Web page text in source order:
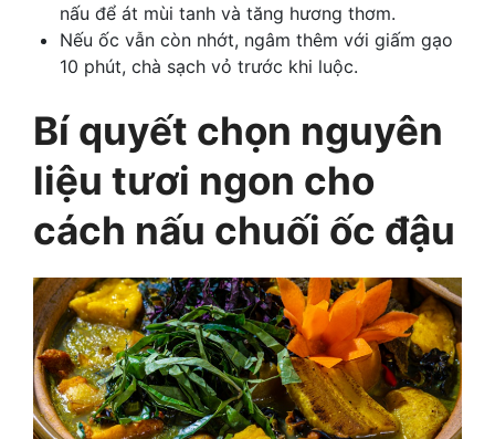
nấu để át mùi tanh và tăng hương thơm.
Nếu ốc vẫn còn nhớt, ngâm thêm với giấm gạo
10 phút, chà sạch vỏ trước khi luộc.
Bí quyết chọn nguyên
liệu tươi ngon cho
cách nấu chuối ốc đậu